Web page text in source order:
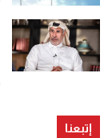
إتبعنا